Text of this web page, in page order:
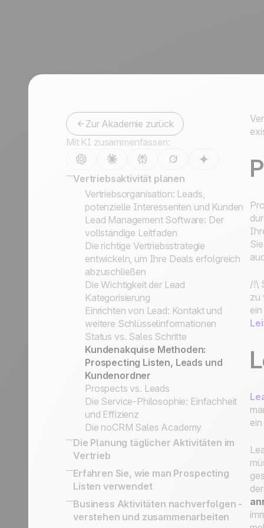
Zur Akademie zurück
Mit KI zusammenfassen:
Vertriebsaktivität planen
Vertriebsorganisation: Leads,
potenzielle Interessenten und Kunden
Lead Management Software: Der
vollständige Leitfaden
Die richtige Vertriebsstrategie
entwickeln, um Ihre Deals erfolgreich
abzuschließen
Die Wichtigkeit der Lead
Kategorisierung
Einrichten von Lead: Kontakt und
weitere Schlüsselinformationen
Status vs. Sales Schritte
Kundenakquise Methoden:
Prospecting Listen, Leads und
Kundenordner
Prospects vs. Leads
Die Service-Philosophie: Einfachheit
und Effizienz
Die noCRM Sales Academy
Die Planung täglicher Aktivitäten im
Vertrieb
16 CRM Features
Kontakte auf LinkedIn, LinkedIn für
Behalten Sie den Verlauf Ihrer
Kundenaustausche & BCC Email
Erfahren Sie, wie man Prospecting
Listen verwendet
Leitfaden für die Erstellung eines
erfolgreichen Verkaufsskripts zur
Business Aktivitäten nachverfolgen -
verstehen und zusammenarbeiten
/!\
zu